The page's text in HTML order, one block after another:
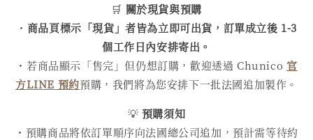
🛒 關於現貨與預購
・ 商品頁標示「現貨」者皆為立即可出貨，訂單成立後 1-3
個工作日內安排寄出。
・若商品顯示「售完」但仍想訂購，歡迎透過 Chunico 官
方LINE 預約預購，我們將為您安排下一批法國追加製作。
💡 預購須知
・預購商品將依訂單順序向法國總公司追加，預計需等待約